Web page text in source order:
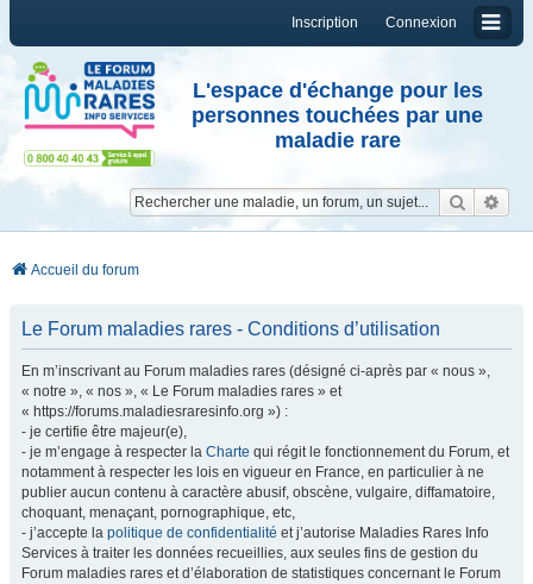
Connexion
Inscription
L'espace d'échange pour les
personnes touchées par une
maladie rare
Accueil du forum
Le Forum maladies rares - Conditions d’utilisation
En m’inscrivant au Forum maladies rares (désigné ci-après par « nous »,
« notre », « nos », « Le Forum maladies rares » et
« https://forums.maladiesraresinfo.org ») :
- je certifie être majeur(e),
- je m’engage à respecter la Charte qui régit le fonctionnement du Forum, et
notamment à respecter les lois en vigueur en France, en particulier à ne
publier aucun contenu à caractère abusif, obscène, vulgaire, diffamatoire,
choquant, menaçant, pornographique, etc,
- j’accepte la politique de confidentialité et j’autorise Maladies Rares Info
Services à traiter les données recueillies, aux seules fins de gestion du
Forum maladies rares et d’élaboration de statistiques concernant le Forum